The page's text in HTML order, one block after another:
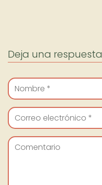
Deja una respuesta